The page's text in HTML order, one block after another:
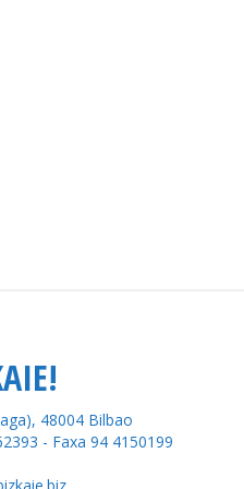
48004 Bilbao
- Faxa 94 4150199